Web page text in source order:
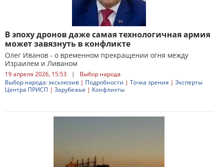
В эпоху дронов даже самая технологичная армия
может завязнуть в конфликте
Олег Иванов - о временном прекращении огня между
Израилем и Ливаном
19 апреля 2026, 15:53 |
Выбор народа
Выбор народа: эксклюзив | Подробности | Точка зрения | Эксперты
Центра ПРИСП | Зарубежье | Конфликты